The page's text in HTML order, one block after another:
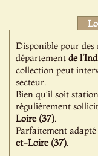
Disponible pour des
départementde
collection peut
secteur.
Bien qu’il soit
régulièrement
Loire (37).
Parfaitement
et-Loire (37).